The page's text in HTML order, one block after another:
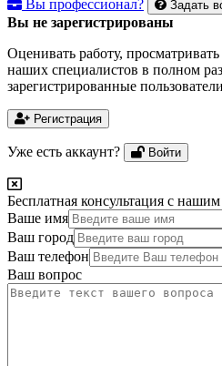
Вы профессионал? Задать
Вы не зарегистрированы
Оценивать работу,
наших специалистов в полном
зарегистрированные
Регистрация
Уже есть аккаунт? Войти
Бесплатная консультация с
Ваше имя
Ваш город
Ваш телефон
Ваш вопрос